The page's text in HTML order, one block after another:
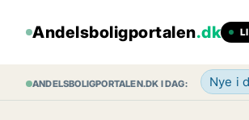
Andelsboligportalen.dk
ANDELSBOLIGPORTALEN.DK I DAG: Nye i